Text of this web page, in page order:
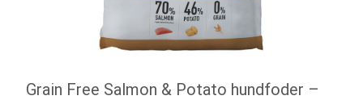
Grain Free Salmon & Potato hundfoder –